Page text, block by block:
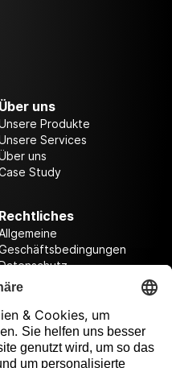
Über uns
Produkte
Services
uns
Study
Rechtliches